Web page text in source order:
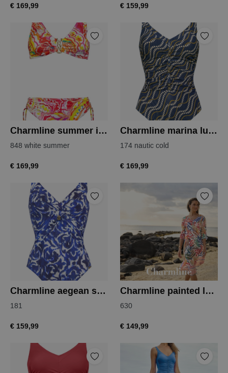
€ 169,99 € 159,99
Charmline summer infusion bkini
848 white summer
€ 169,99
Charmline marina luxe badpak
174 nautic cold
€ 169,99
Charmline aegean spirit badpak
181
€ 159,99
Charmline painted leaves tuniek
630
€ 149,99